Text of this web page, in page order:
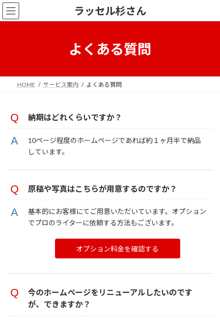
コ
ン
ナ
ビ
ラッセル杉さん
よくある質問
HOME サービス案内 よくある質問
納期はどれくらいですか？
10ページ程度のホームページであれば約１ヶ月半で納品
しています。
原稿や写真はこちらが用意するのですか？
基本的にお客様にてご用意いただいています。オプション
でプロのライターに依頼する方法もございます。
オプション料金を確認する
今のホームページをリニューアルしたいのです
が、できますか？